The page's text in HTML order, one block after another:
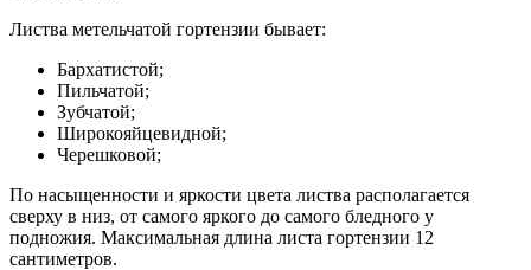
Листва метельчатой гортензии бывает:
Бархатистой;
Пильчатой;
Зубчатой;
Широкояйцевидной;
Черешковой;
По насыщенности и яркости цвета листва располагается
сверху в низ, от самого яркого до самого бледного у
подножия. Максимальная длина листа гортензии 12
сантиметров.